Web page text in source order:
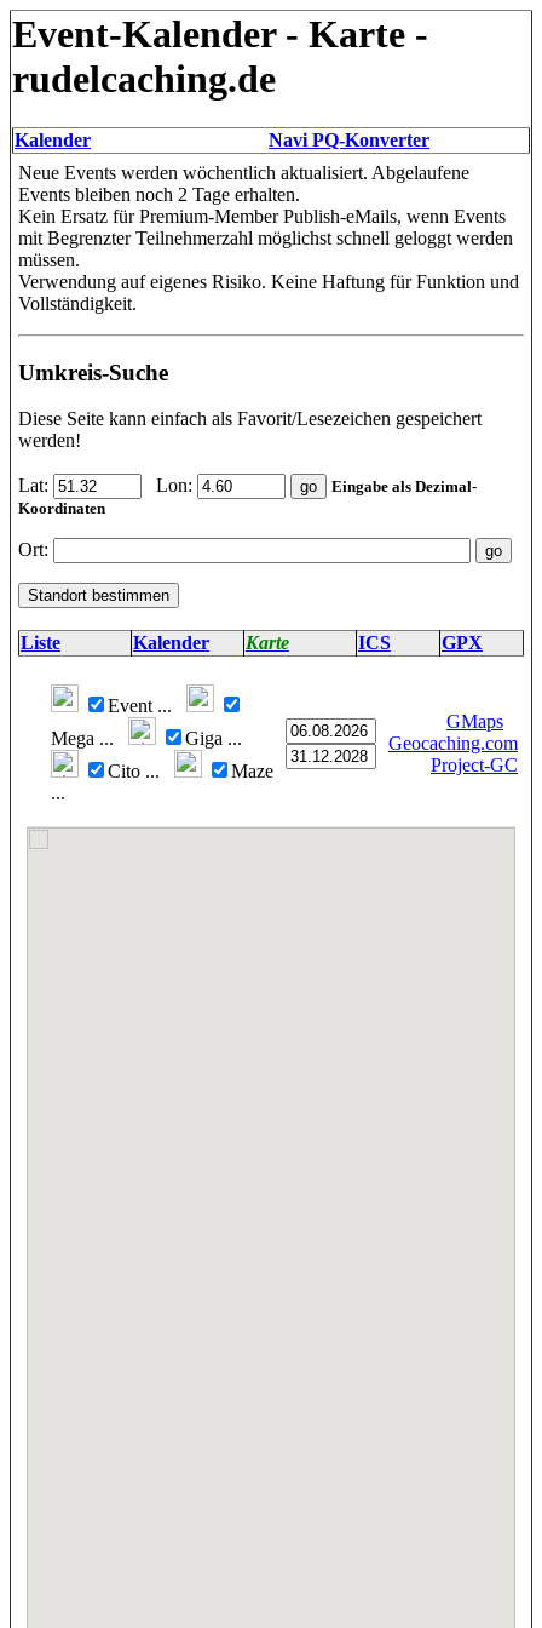
Event-Kalender - Karte -
rudelcaching.de
Kalender
Navi PQ-Konverter
Neue Events werden wöchentlich aktualisiert. Abgelaufene
Events bleiben noch 2 Tage erhalten.
Kein Ersatz für Premium-Member Publish-eMails, wenn Events
mit Begrenzter Teilnehmerzahl möglichst schnell geloggt werden
müssen.
Verwendung auf eigenes Risiko. Keine Haftung für Funktion und
Vollständigkeit.
Umkreis-Suche
Diese Seite kann einfach als Favorit/Lesezeichen gespeichert
werden!
Lat: Lon:
Eingabe als Dezimal-
Koordinaten
Ort:
Liste Kalender Karte ICS GPX
Event ...
Mega ... Giga ...
Cito ...
Maze
...
GMaps
Geocaching.com
Project-GC